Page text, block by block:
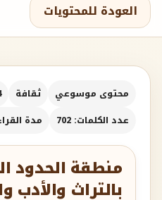
العودة للمحتويات
محتوى موسوعي ثقافة
عدد الكلمات: 702
مدة
منطقة الحدود
بالتراث والأدب